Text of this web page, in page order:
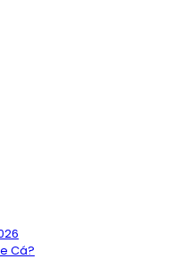
Cá?